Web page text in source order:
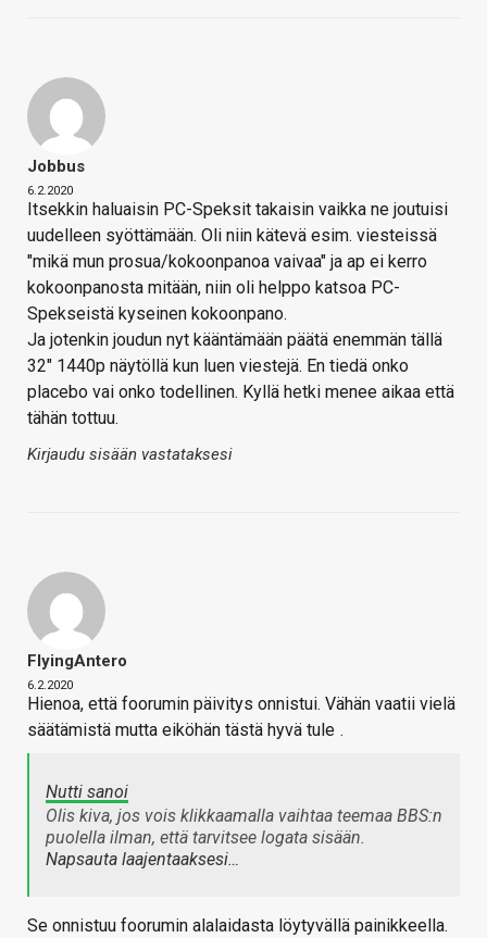
Jobbus
6.2.2020
Itsekkin haluaisin PC-Speksit takaisin vaikka ne joutuisi
uudelleen syöttämään. Oli niin kätevä esim. viesteissä
"mikä mun prosua/kokoonpanoa vaivaa" ja ap ei kerro
kokoonpanosta mitään, niin oli helppo katsoa PC-
Spekseistä kyseinen kokoonpano.
Ja jotenkin joudun nyt kääntämään päätä enemmän tällä
32" 1440p näytöllä kun luen viestejä. En tiedä onko
placebo vai onko todellinen. Kyllä hetki menee aikaa että
tähän tottuu.
Kirjaudu sisään vastataksesi
FlyingAntero
6.2.2020
Hienoa, että foorumin päivitys onnistui. Vähän vaatii vielä
säätämistä mutta eiköhän tästä hyvä tule .
Nutti sanoi
Olis kiva, jos vois klikkaamalla vaihtaa teemaa BBS:n
puolella ilman, että tarvitsee logata sisään.
Napsauta laajentaaksesi…
Se onnistuu foorumin alalaidasta löytyvällä painikkeella.